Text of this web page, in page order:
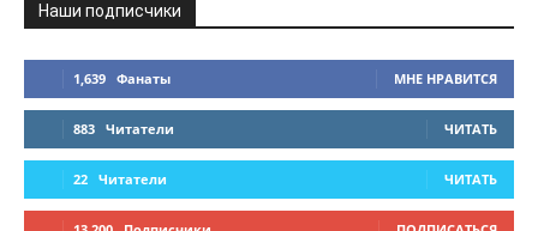
Наши подписчики
1,639 Фанаты МНЕ НРАВИТСЯ
883 Читатели ЧИТАТЬ
22 Читатели ЧИТАТЬ